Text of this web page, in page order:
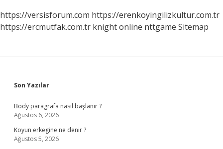
https://versisforum.com https://erenkoyingilizkultur.com.tr
https://ercmutfak.com.tr knight online nttgame Sitemap
Sidebar
Son Yazılar
Body paragrafa nasıl başlanır ?
Ağustos 6, 2026
Koyun erkegine ne denir ?
Ağustos 5, 2026